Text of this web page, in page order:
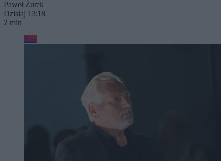
Paweł Żurek
Dzisiaj 13:18
2 min
Kraj